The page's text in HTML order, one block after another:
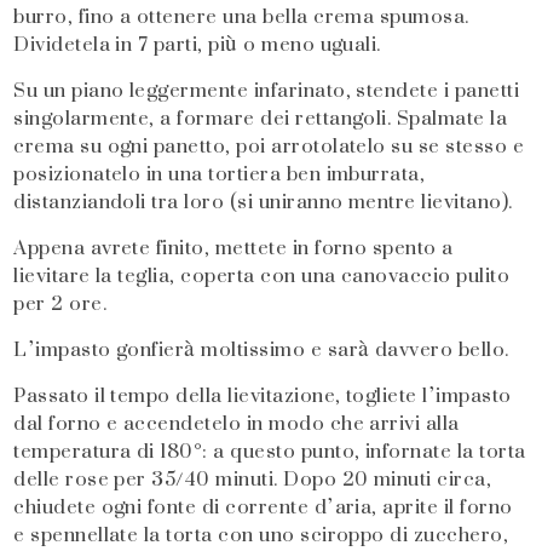
burro, fino a ottenere una bella crema spumosa.
Dividetela in 7 parti, più o meno uguali.
Su un piano leggermente infarinato, stendete i panetti
singolarmente, a formare dei rettangoli. Spalmate la
crema su ogni panetto, poi arrotolatelo su se stesso e
posizionatelo in una tortiera ben imburrata,
distanziandoli tra loro (si uniranno mentre lievitano).
Appena avrete finito, mettete in forno spento a
lievitare la teglia, coperta con una canovaccio pulito
per 2 ore.
L’impasto gonfierà moltissimo e sarà davvero bello.
Passato il tempo della lievitazione, togliete l’impasto
dal forno e accendetelo in modo che arrivi alla
temperatura di 180°: a questo punto, infornate la torta
delle rose per 35/40 minuti. Dopo 20 minuti circa,
chiudete ogni fonte di corrente d’aria, aprite il forno
e spennellate la torta con uno sciroppo di zucchero,